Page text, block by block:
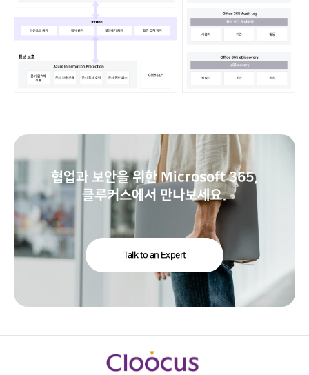
협업과 보안을 위한 Microsoft 365,
클루커스에서 만나보세요.
Talk to an Expert